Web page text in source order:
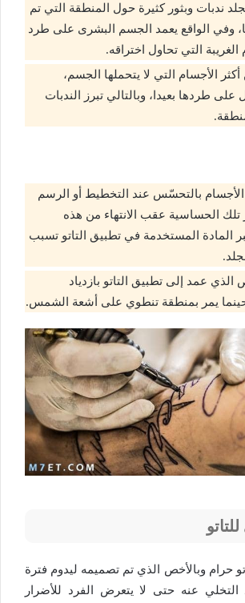
ندبات وبثور كثيرة حول المنطقة التي تم
وفي الواقع يعمد الجسم البشرى على طرد
الغريبة التي تحاول اختراقه.
الأجسام التي لا يتحملها الجسم،
على طردها بعيدا، وبالتالي تبرز الندبات
بالتحسّس عند التخطيط أو الرسم
تلك الحساسية عقب الانتهاء من هذه
المادة المستخدمة في تطبيق التاتو تسبب
عمد إلى تطبيق التاتو بازدياد
يمر بمنطقة تنطوي على أشعة الشمس.
حرام وبالأخص الذي تم تصميمه ليدوم فترة
التخلي عنه حتى لا يتعرض الفرد للأضرار